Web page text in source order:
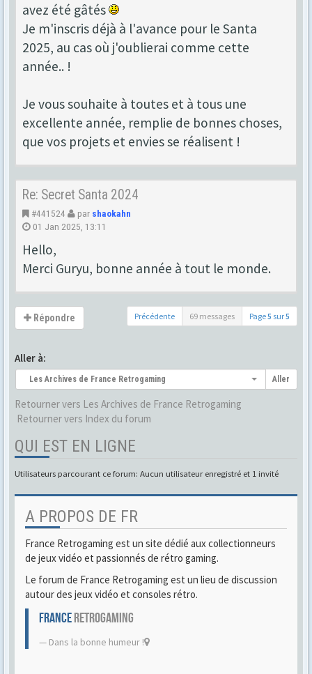
avez été gâtés
Je m'inscris déjà à l'avance pour le Santa
2025, au cas où j'oublierai comme cette
année.. !
Je vous souhaite à toutes et à tous une
excellente année, remplie de bonnes choses,
que vos projets et envies se réalisent !
Re: Secret Santa 2024
#441524 par shaokahn
01 Jan 2025, 13:11
Hello,
Merci Guryu, bonne année à tout le monde.
Répondre Précédente 69 messages Page5 sur5
Aller à:
Les Archives de France Retrogaming Aller
Retourner vers Les Archives de France Retrogaming
Retourner vers Index du forum
QUI EST EN LIGNE
Utilisateurs parcourant ce forum: Aucun utilisateur enregistré et 1 invité
A PROPOS DE FR
France Retrogaming est un site dédié aux collectionneurs
de jeux vidéo et passionnés de rétro gaming.
Le forum de France Retrogaming est un lieu de discussion
autour des jeux vidéo et consoles rétro.
FRANCERETROGAMING
Dans la bonne humeur !